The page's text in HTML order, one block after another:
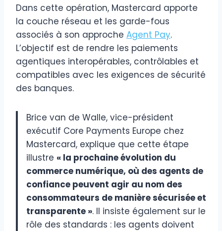
Dans cette opération, Mastercard apporte
la couche réseau et les garde-fous
associés à son approche Agent Pay.
L’objectif est de rendre les paiements
agentiques interopérables, contrôlables et
compatibles avec les exigences de sécurité
des banques.
Brice van de Walle, vice-président
exécutif Core Payments Europe chez
Mastercard, explique que cette étape
illustre « la prochaine évolution du
commerce numérique, où des agents de
confiance peuvent agir au nom des
consommateurs de manière sécurisée et
transparente ». Il insiste également sur le
rôle des standards : les agents doivent